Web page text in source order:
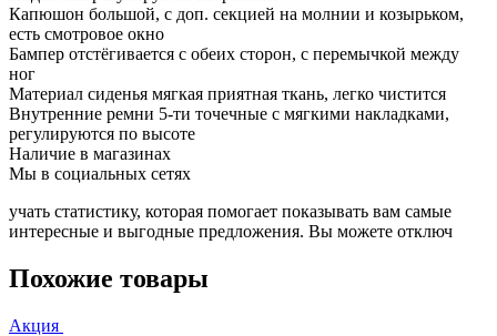
Капюшон большой, с доп. секцией на молнии и козырьком,
есть смотровое окно
Бампер отстёгивается с обеих сторон, с перемычкой между
ног
Материал сиденья мягкая приятная ткань, легко чистится
Внутренние ремни 5-ти точечные с мягкими накладками,
регулируются по высоте
Наличие в магазинах
Мы в социальных сетях
учать статистику, которая помогает показывать вам самые
интересные и выгодные предложения. Вы можете отключ
Похожие товары
Акция